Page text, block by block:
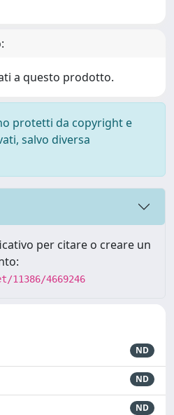
a questo prodotto.
protetti da copyright e
salvo diversa
per citare o creare un
4669246
ND
ND
ND